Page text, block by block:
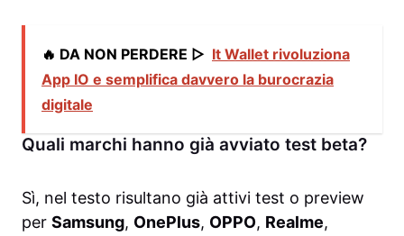
🔥 DA NON PERDERE ▷ It Wallet rivoluziona
App IO e semplifica davvero la burocrazia
digitale
Quali marchi hanno già avviato test beta?
Sì, nel testo risultano già attivi test o preview
per Samsung, OnePlus, OPPO, Realme,